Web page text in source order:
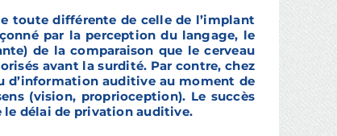
toute différente de celle de l’implant
par la perception du langage, le
de la comparaison que le cerveau
avant la surdité. Par contre, chez
d’information auditive au moment de
(vision, proprioception). Le succès
le délai de privation auditive.